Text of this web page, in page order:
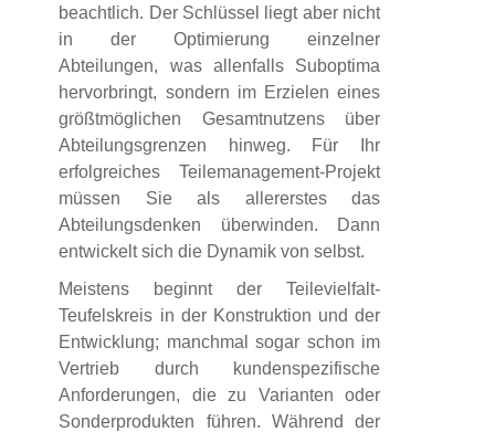
beachtlich. Der Schlüssel liegt aber nicht
in der Optimierung einzelner
Abteilungen, was allenfalls Suboptima
hervorbringt, sondern im Erzielen eines
größtmöglichen Gesamtnutzens über
Abteilungsgrenzen hinweg. Für Ihr
erfolgreiches Teilemanagement-Projekt
müssen Sie als allererstes das
Abteilungsdenken überwinden. Dann
entwickelt sich die Dynamik von selbst.
Meistens beginnt der Teilevielfalt-
Teufelskreis in der Konstruktion und der
Entwicklung; manchmal sogar schon im
Vertrieb durch kundenspezifische
Anforderungen, die zu Varianten oder
Sonderprodukten führen. Während der